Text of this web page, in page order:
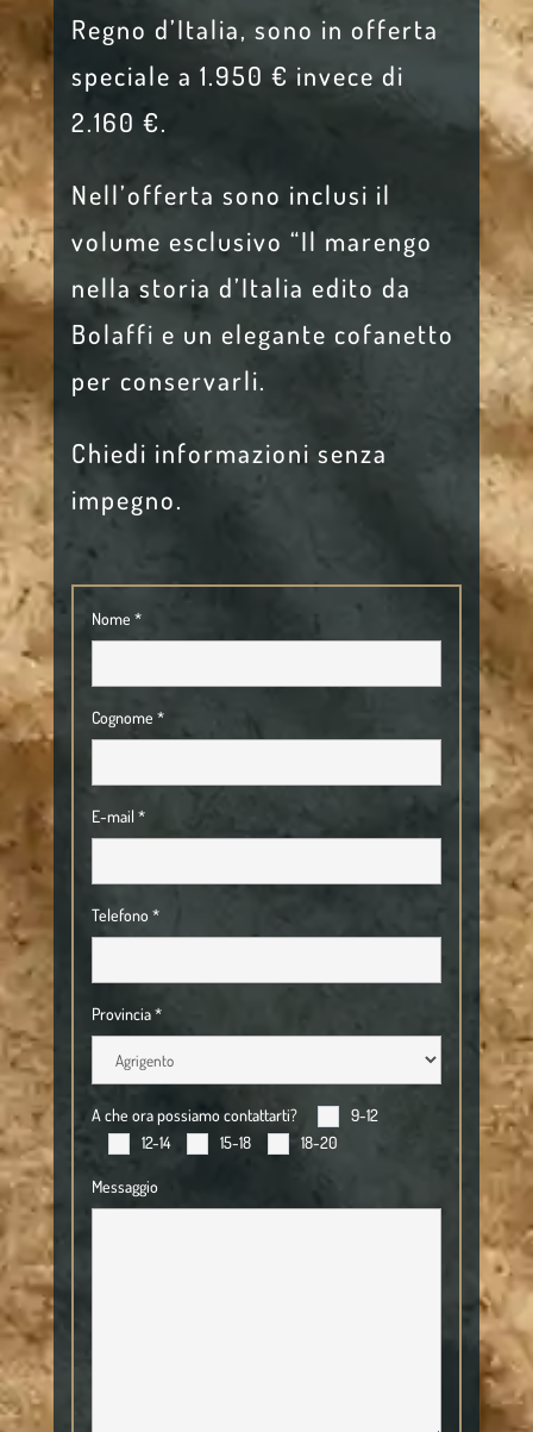
Regno d’Italia, sono in offerta
speciale a 1.950 € invece di
2.160 €.
Nell’offerta sono inclusi il
volume esclusivo “Il marengo
nella storia d’Italia edito da
Bolaffi e un elegante cofanetto
per conservarli.
Chiedi informazioni senza
impegno.
Nome *
Cognome *
E-mail *
Telefono *
Provincia *
A che ora possiamo contattarti?
9-12
12-14
15-18 18-20
Messaggio